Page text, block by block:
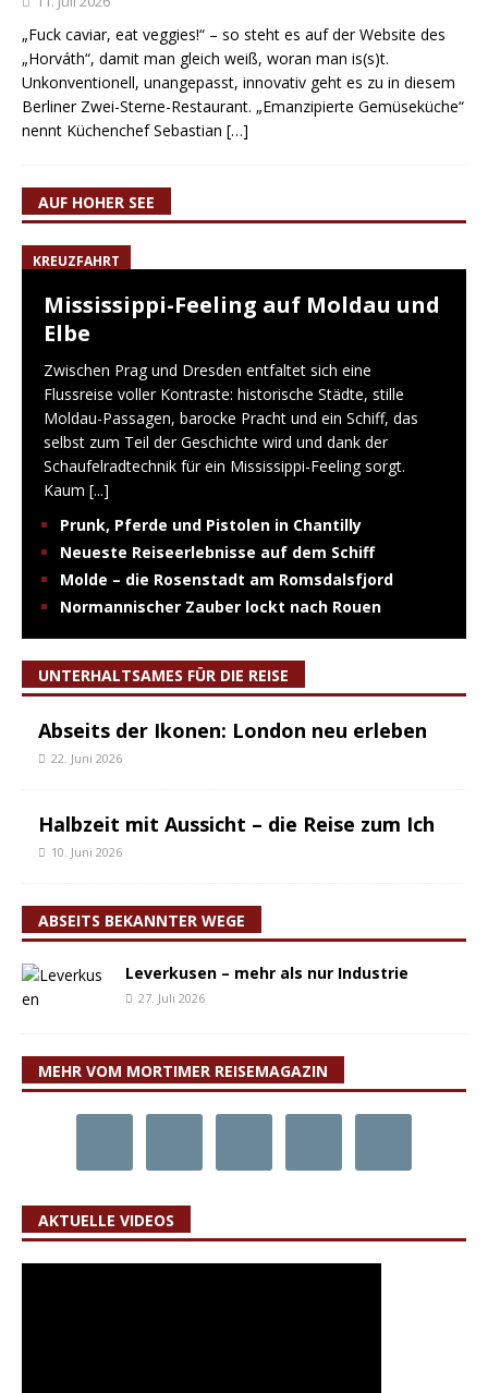
„Fuck caviar, eat veggies!“ – so steht es auf der Website des
„Horváth“, damit man gleich weiß, woran man is(s)t.
Unkonventionell, unangepasst, innovativ geht es zu in diesem
Berliner Zwei-Sterne-Restaurant. „Emanzipierte Gemüseküche“
nennt Küchenchef Sebastian […]
AUF HOHER SEE
KREUZFAHRT
Mississippi-Feeling auf Moldau und
Elbe
Zwischen Prag und Dresden entfaltet sich eine
Flussreise voller Kontraste: historische Städte, stille
Moldau-Passagen, barocke Pracht und ein Schiff, das
selbst zum Teil der Geschichte wird und dank der
Schaufelradtechnik für ein Mississippi-Feeling sorgt.
Kaum [...]
Prunk, Pferde und Pistolen in Chantilly
Neueste Reiseerlebnisse auf dem Schiff
Molde – die Rosenstadt am Romsdalsfjord
Normannischer Zauber lockt nach Rouen
UNTERHALTSAMES FÜR DIE REISE
Abseits der Ikonen: London neu erleben
22. Juni 2026
Halbzeit mit Aussicht – die Reise zum Ich
10. Juni 2026
ABSEITS BEKANNTER WEGE
Leverkusen – mehr als nur Industrie
27. Juli 2026
MEHR VOM MORTIMER REISEMAGAZIN
AKTUELLE VIDEOS